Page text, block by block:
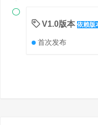

V1.0版本 依赖版
首次发布